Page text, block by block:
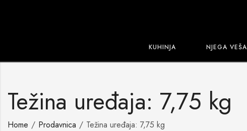
KUHINJA NJEGA VEŠA
Težina uređaja: 7,75 kg
Home Prodavnica Težina uređaja: 7,75 kg